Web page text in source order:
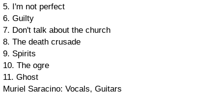
5. I'm not perfect
6. Guilty
7. Don't talk about the church
8. The death crusade
9. Spirits
10. The ogre
11. Ghost
Muriel Saracino: Vocals, Guitars